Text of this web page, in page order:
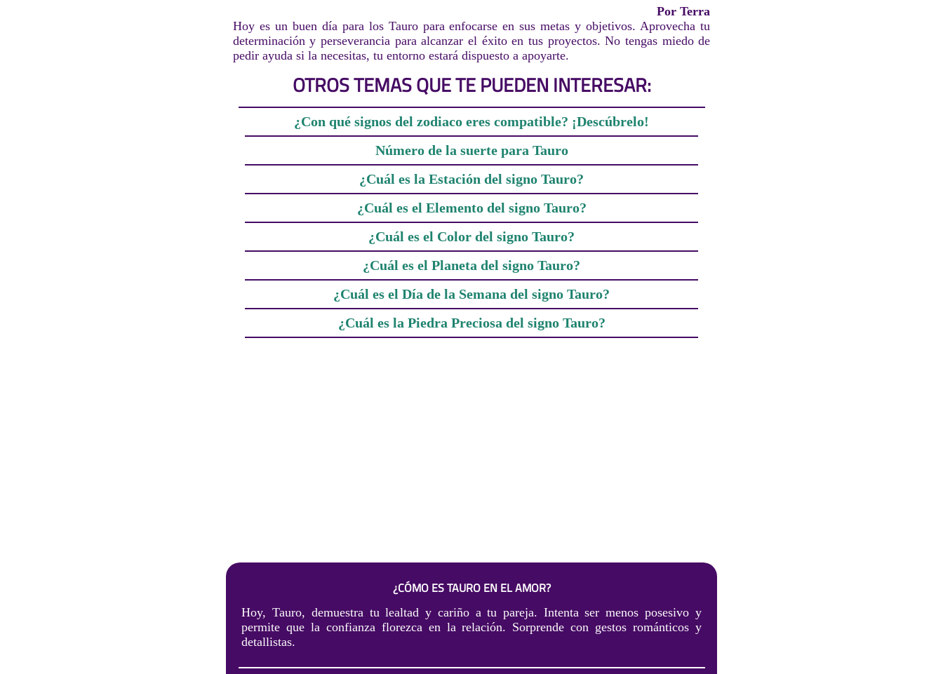
Por Terra
Hoy es un buen día para los Tauro para enfocarse en sus metas y objetivos. Aprovecha tu
determinación y perseverancia para alcanzar el éxito en tus proyectos. No tengas miedo de
pedir ayuda si la necesitas, tu entorno estará dispuesto a apoyarte.
OTROS TEMAS QUE TE PUEDEN INTERESAR:
¿Con qué signos del zodiaco eres compatible? ¡Descúbrelo!
Número de la suerte para Tauro
¿Cuál es la Estación del signo Tauro?
¿Cuál es el Elemento del signo Tauro?
¿Cuál es el Color del signo Tauro?
¿Cuál es el Planeta del signo Tauro?
¿Cuál es el Día de la Semana del signo Tauro?
¿Cuál es la Piedra Preciosa del signo Tauro?
¿CÓMO ES TAURO EN EL AMOR?
Hoy, Tauro, demuestra tu lealtad y cariño a tu pareja. Intenta ser menos posesivo y
permite que la confianza florezca en la relación. Sorprende con gestos románticos y
detallistas.